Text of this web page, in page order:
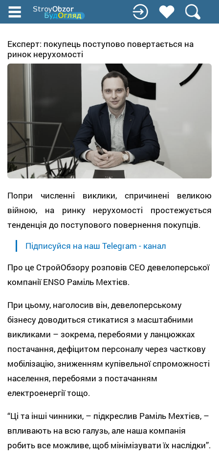
Перейти
до
вмісту
Експерт: покупець поступово повертається на
ринок нерухомості
Попри численні виклики, спричинені великою
війною, на ринку нерухомості простежується
тенденція до поступового повернення покупців.
Підписуйся на наш Telegram - канал
Про це СтройОбзору розповів СЕО девелоперської
компанії ENSO Раміль Мехтієв.
При цьому, наголосив він, девелоперському
бізнесу доводиться стикатися з масштабними
викликами – зокрема, перебоями у ланцюжках
постачання, дефіцитом персоналу через часткову
мобілізацію, зниженням купівельної спроможності
населення, перебоями з постачанням
електроенергії тощо.
“Ці та інші чинники, – підкреслив Раміль Мехтієв, –
впливають на всю галузь, але наша компанія
робить все можливе, щоб мінімізувати їх наслідки”.